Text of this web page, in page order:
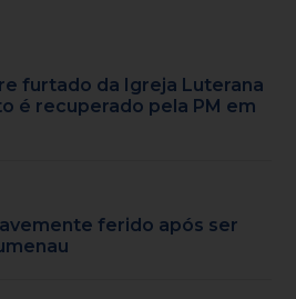
furtado da Igreja Luterana
é recuperado pela PM em
ferido após ser